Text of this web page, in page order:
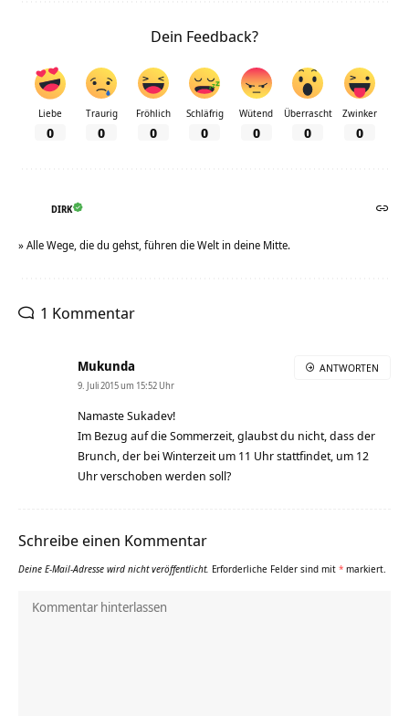
Dein Feedback?
Liebe
0
Traurig
0
Fröhlich
0
Schläfrig
0
Wütend
0
Überrascht
0
Zwinker
0
DIRK
» Alle Wege, die du gehst, führen die Welt in deine Mitte.
1 Kommentar
Mukunda
9. Juli 2015 um 15:52 Uhr
Namaste Sukadev!
Im Bezug auf die Sommerzeit, glaubst du nicht, dass der
Brunch, der bei Winterzeit um 11 Uhr stattfindet, um 12
Uhr verschoben werden soll?
ANTWORTEN
Schreibe einen Kommentar
Deine E-Mail-Adresse wird nicht veröffentlicht. Erforderliche Felder sind mit * markiert.